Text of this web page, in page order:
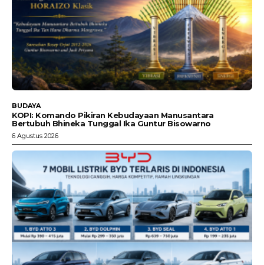
BUDAYA
KOPI: Komando Pikiran Kebudayaan Manusantara
Bertubuh Bhineka Tunggal Ika Guntur Bisowarno
6 Agustus 2026